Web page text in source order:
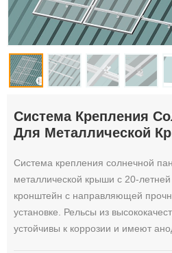
Система Крепления
Для Металлической
Система крепления солнечной
металлической крыши с 20-
кронштейн с направляющей
установке. Рельсы из
устойчивы к коррозии и имеют